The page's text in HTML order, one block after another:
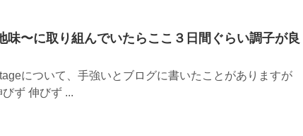
味〜に取り組んでいたらここ３日間ぐらい調子が良
について、手強いとブログに書いたことがありますが
ず 伸びず ...